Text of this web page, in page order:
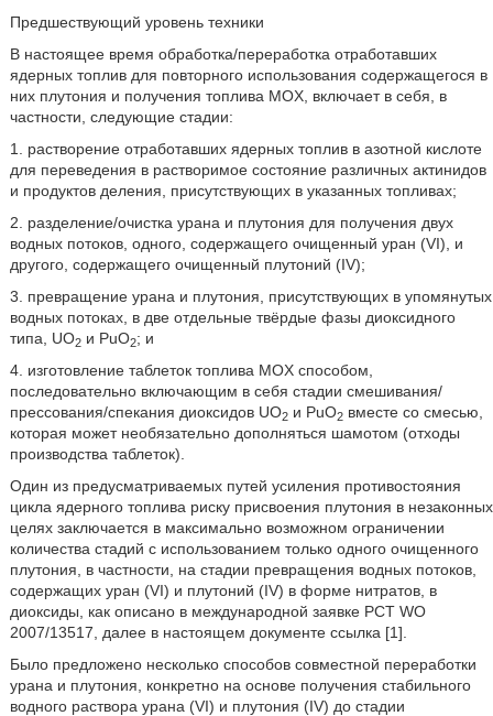
Предшествующий уровень техники
В настоящее время обработка/переработка отработавших
ядерных топлив для повторного использования содержащегося в
них плутония и получения топлива MOX, включает в себя, в
частности, следующие стадии:
1. растворение отработавших ядерных топлив в азотной кислоте
для переведения в растворимое состояние различных актинидов
и продуктов деления, присутствующих в указанных топливах;
2. разделение/очистка урана и плутония для получения двух
водных потоков, одного, содержащего очищенный уран (VI), и
другого, содержащего очищенный плутоний (IV);
3. превращение урана и плутония, присутствующих в упомянутых
водных потоках, в две отдельные твёрдые фазы диоксидного
типа, UO2и PuO2; и
4. изготовление таблеток топлива MOX способом,
последовательно включающим в себя стадии смешивания/
прессования/спекания диоксидов UO2и PuO2вместе со смесью,
которая может необязательно дополняться шамотом (отходы
производства таблеток).
Один из предусматриваемых путей усиления противостояния
цикла ядерного топлива риску присвоения плутония в незаконных
целях заключается в максимально возможном ограничении
количества стадий с использованием только одного очищенного
плутония, в частности, на стадии превращения водных потоков,
содержащих уран (VI) и плутоний (IV) в форме нитратов, в
диоксиды, как описано в международной заявке PCT WO
2007/13517, далее в настоящем документе ссылка [1].
Было предложено несколько способов совместной переработки
урана и плутония, конкретно на основе получения стабильного
водного раствора урана (VI) и плутония (IV) до стадии